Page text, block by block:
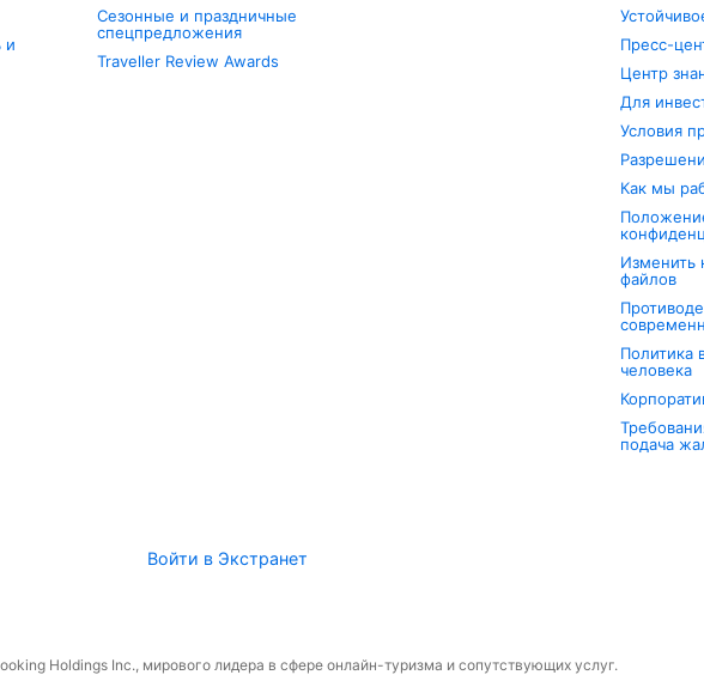
и
Сезонные и праздничные
спецпредложения
Traveller Review Awards
Пресс-
Центр
Для
Условия
Как мы
Изменить
файлов
Политика
человека
подача
Войти в Экстранет
Holdings Inc., мирового лидера в сфере онлайн-туризма и сопутствующих услуг.